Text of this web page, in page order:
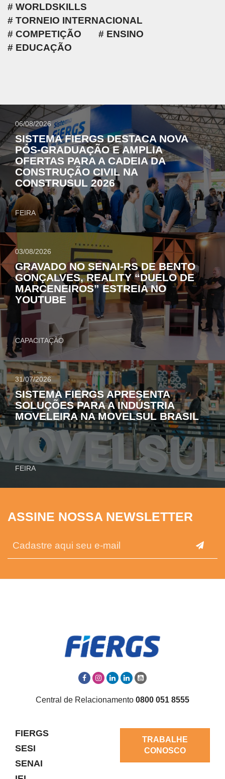
WORLDSKILLS
TORNEIO INTERNACIONAL
COMPETIÇÃO
ENSINO
EDUCAÇÃO
06/08/2026
SISTEMA FIERGS DESTACA NOVA
PÓS-GRADUAÇÃO E AMPLIA
OFERTAS PARA A CADEIA DA
CONSTRUÇÃO CIVIL NA
CONSTRUSUL 2026
FEIRA
03/08/2026
GRAVADO NO SENAI-RS DE BENTO
GONÇALVES, REALITY “DUELO DE
MARCENEIROS” ESTREIA NO
YOUTUBE
CAPACITAÇÃO
31/07/2026
SISTEMA FIERGS APRESENTA
SOLUÇÕES PARA A INDÚSTRIA
MOVELEIRA NA MOVELSUL BRASIL
FEIRA
ASSINE NOSSA NEWSLETTER
Central de Relacionamento 0800 051 8555
FIERGS
SESI
SENAI
TRABALHE
CONOSCO